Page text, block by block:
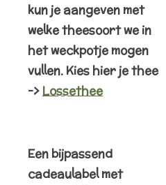
kun je aangeven met
welke theesoort we in
het weckpotje mogen
vullen. Kies hier je thee
-> Lossethee
Een bijpassend
cadeaulabel met